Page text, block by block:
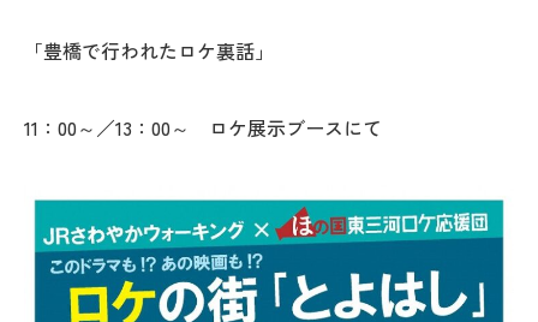
「豊橋で行われたロケ裏話」
11：00～／13：00～ ロケ展示ブースにて